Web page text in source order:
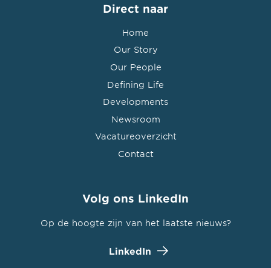
Direct naar
Home
Our Story
Our People
Defining Life
Developments
Newsroom
Vacatureoverzicht
Contact
Volg ons LinkedIn
Op de hoogte zijn van het laatste nieuws?
LinkedIn